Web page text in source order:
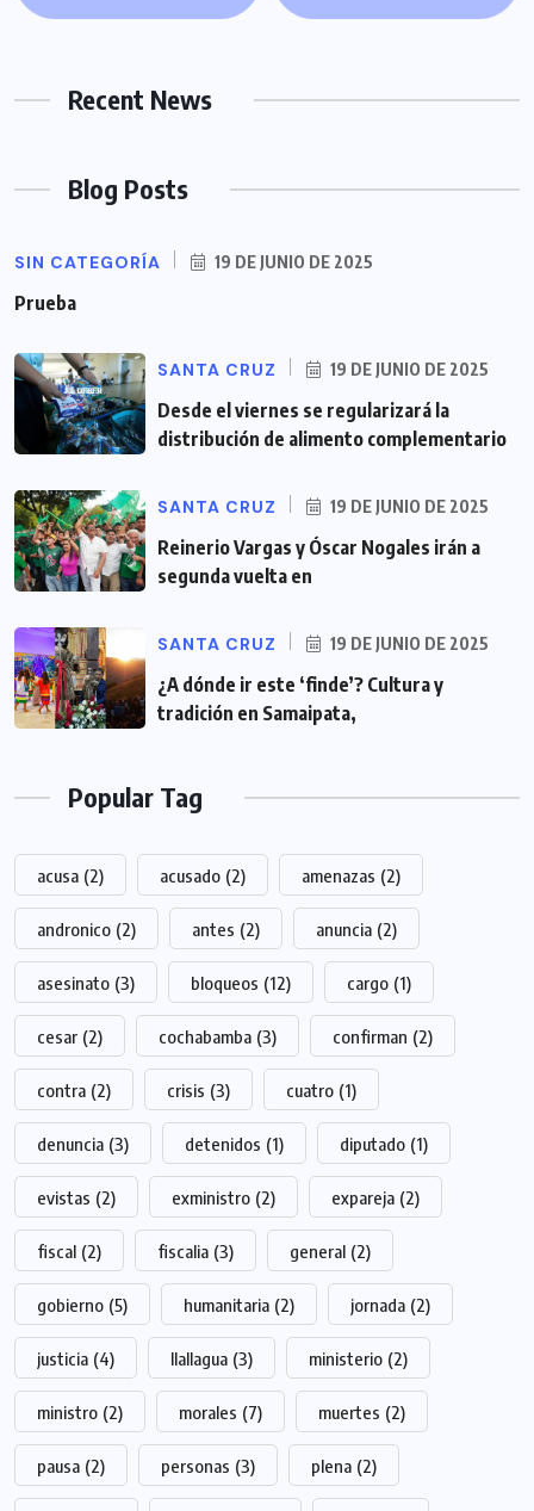
Recent News
Blog Posts
SIN CATEGORÍA 19 DE JUNIO DE 2025
Prueba
SANTA CRUZ 19 DE JUNIO DE 2025
Desde el viernes se regularizará la
distribución de alimento complementario
SANTA CRUZ 19 DE JUNIO DE 2025
Reinerio Vargas y Óscar Nogales irán a
segunda vuelta en
SANTA CRUZ 19 DE JUNIO DE 2025
¿A dónde ir este ‘finde’? Cultura y
tradición en Samaipata,
Popular Tag
acusa (2) acusado (2) amenazas (2)
andronico (2) antes (2) anuncia (2)
asesinato (3) bloqueos (12) cargo (1)
cesar (2) cochabamba (3) confirman (2)
contra (2) crisis (3) cuatro (1)
denuncia (3) detenidos (1) diputado (1)
evistas (2) exministro (2) expareja (2)
fiscal (2) fiscalia (3) general (2)
gobierno (5) humanitaria (2) jornada (2)
justicia (4) llallagua (3) ministerio (2)
ministro (2) morales (7) muertes (2)
pausa (2) personas (3) plena (2)